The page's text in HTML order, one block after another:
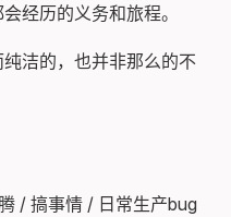
经历的义务和旅程。
纯洁的，也并非那么的不
/ 搞事情 / 日常生产bug